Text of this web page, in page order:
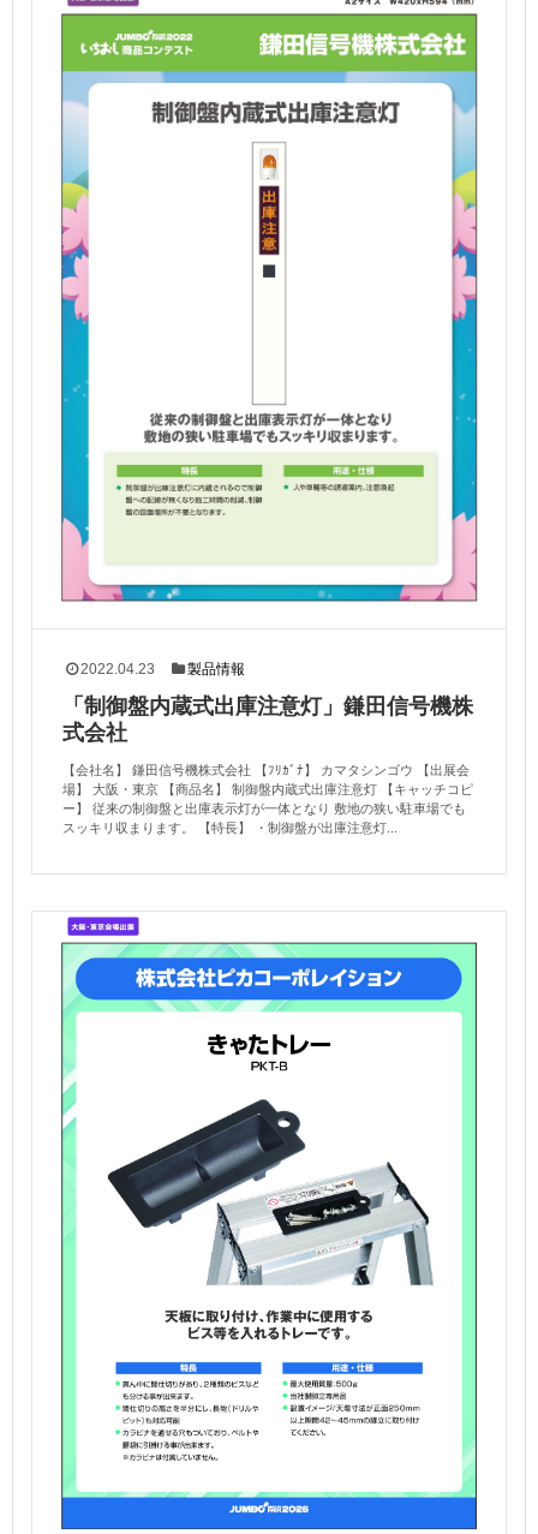
2022.04.23 製品情報
「制御盤内蔵式出庫注意灯」鎌田信号機株
式会社
【会社名】 鎌田信号機株式会社 【ﾌﾘｶﾞﾅ】 カマタシンゴウ 【出展会
場】 大阪・東京 【商品名】 制御盤内蔵式出庫注意灯 【キャッチコピ
ー】 従来の制御盤と出庫表示灯が一体となり 敷地の狭い駐車場でも
スッキリ収まります。 【特長】 ・制御盤が出庫注意灯...